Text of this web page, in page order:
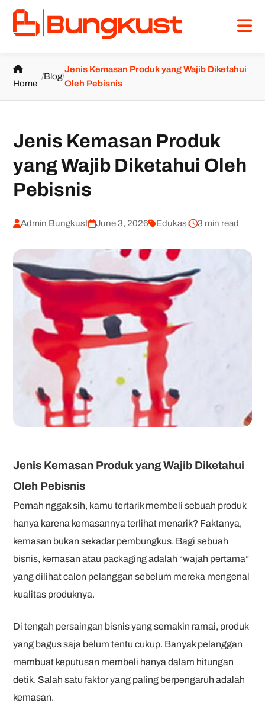
Home
/Blog/
Jenis Kemasan Produk yang Wajib Diketahui
Oleh Pebisnis
Jenis Kemasan Produk
yang Wajib Diketahui Oleh
Pebisnis
Admin Bungkust June 3, 2026 Edukasi 3 min read
Jenis Kemasan Produk yang Wajib Diketahui
Oleh Pebisnis
Pernah nggak sih, kamu tertarik membeli sebuah produk
hanya karena kemasannya terlihat menarik? Faktanya,
kemasan bukan sekadar pembungkus. Bagi sebuah
bisnis, kemasan atau packaging adalah “wajah pertama”
yang dilihat calon pelanggan sebelum mereka mengenal
kualitas produknya.
Di tengah persaingan bisnis yang semakin ramai, produk
yang bagus saja belum tentu cukup. Banyak pelanggan
membuat keputusan membeli hanya dalam hitungan
detik. Salah satu faktor yang paling berpengaruh adalah
kemasan.